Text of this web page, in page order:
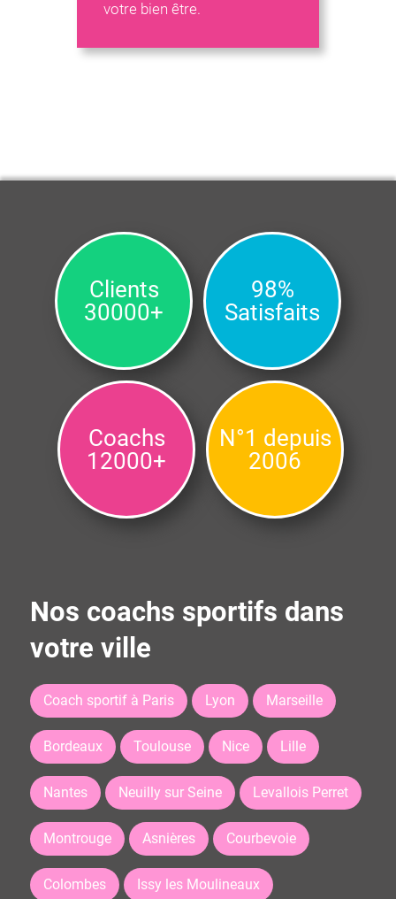
votre bien être.
Clients
30000+
98%
Satisfaits
Coachs
12000+
N°1 depuis
2006
Nos coachs sportifs dans
votre ville
Coach sportif à Paris Lyon Marseille
Bordeaux Toulouse Nice Lille
Nantes Neuilly sur Seine Levallois Perret
Montrouge Asnières Courbevoie
Colombes Issy les Moulineaux